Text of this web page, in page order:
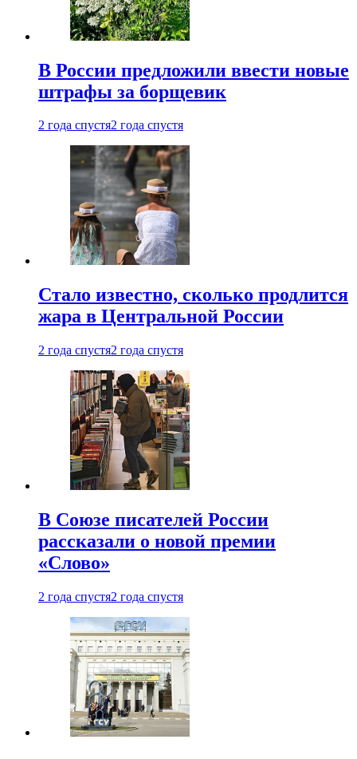
В России предложили ввести новые
штрафы за борщевик
2 года спустя2 года спустя
Стало известно, сколько продлится
жара в Центральной России
2 года спустя2 года спустя
В Союзе писателей России
рассказали о новой премии
«Слово»
2 года спустя2 года спустя